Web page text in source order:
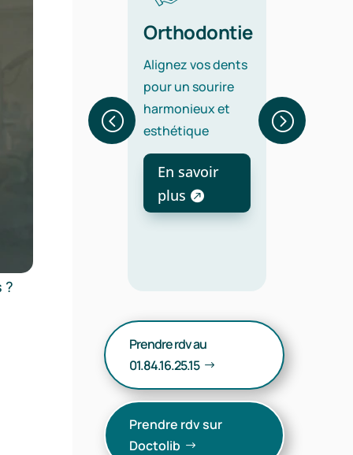
?
et
Orthodontie
Alignez vos dents
pour un sourire
harmonieux et
esthétique
En savoir
plus
Prendre rdv au
01.84.16.25.15
Prendre rdv sur
Doctolib